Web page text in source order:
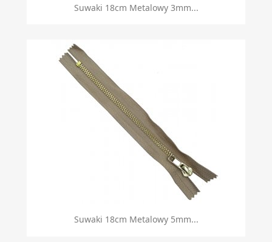
Suwaki 18cm Metalowy 3mm...
Suwaki 18cm Metalowy 5mm...